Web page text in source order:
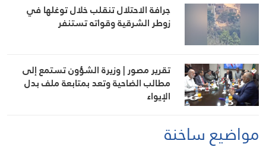
جرافة الاحتلال تنقلب خلال توغلها في
زوطر الشرقية وقواته تستنفر
تقرير مصور | وزيرة الشؤون تستمع إلى
مطالب الضاحية وتعد بمتابعة ملف بدل
الإيواء
مواضيع ساخنة